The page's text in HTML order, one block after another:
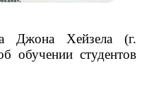
Джона Хейзела (г.
обучении студентов